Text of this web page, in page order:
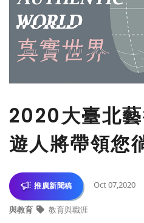
2020大臺北
遊人將帶領您
推廣新聞稿 Oct 07,2020
與教育 教育與職涯